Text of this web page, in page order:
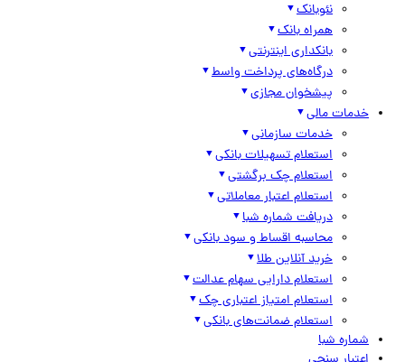
نئوبانک
همراه بانک
بانکداری اینترنتی
درگاه‌های پرداخت واسط
پیشخوان مجازی
خدمات مالی
خدمات سازمانی
استعلام تسهیلات بانکی
استعلام چک برگشتی
استعلام اعتبار معاملاتی
دریافت شماره شبا
محاسبه اقساط و سود بانکی
خرید آنلاین طلا
استعلام دارایی سهام عدالت
استعلام امتیاز اعتباری چک
استعلام ضمانت‌های بانکی
شماره شبا